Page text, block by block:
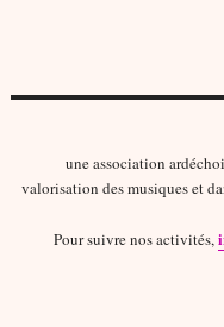
une association
valorisation des musiques et
Pour suivre nos activités,